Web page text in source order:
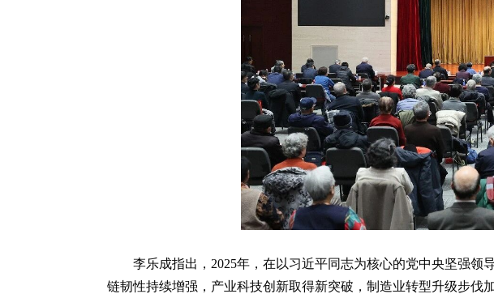
李乐成指出，2025年，在以习近平同志为核心的党中央坚强
链韧性持续增强，产业科技创新取得新突破，制造业转型升级步